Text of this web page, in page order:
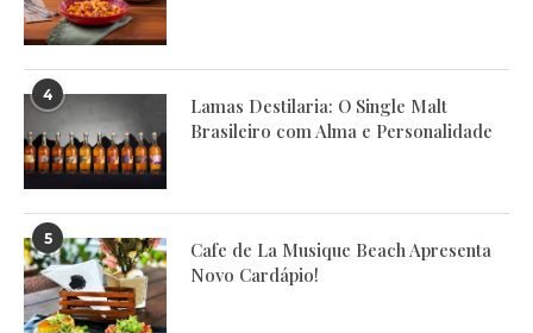
4
Lamas Destilaria: O Single Malt
Brasileiro com Alma e Personalidade
5
Cafe de La Musique Beach Apresenta
Novo Cardápio!